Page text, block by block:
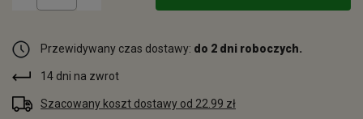
Przewidywany czas dostawy: do 2 dni roboczych.
14 dni na zwrot
Szacowany koszt dostawy od 22.99 zł